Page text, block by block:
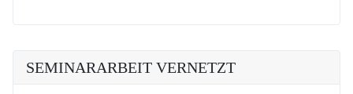
SEMINARARBEIT VERNETZT